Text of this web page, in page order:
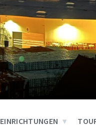
EINRICHTUNGEN